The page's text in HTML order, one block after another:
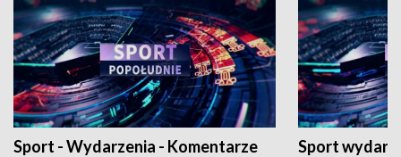
Sport - Wydarzenia - Komentarze Sport